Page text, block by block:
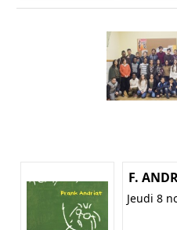
F.
Jeudi 8